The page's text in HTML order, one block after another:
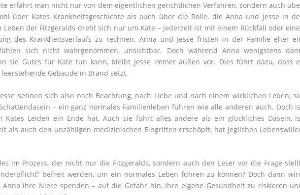
erfährt man nicht nur von dem eigentlichen gerichtlichen Verfahren, sondern auch
über Kates Krankheitsgeschichte als auch über die Rolle, die Anna und Jesse in
Leben der Fitzgeralds dreht sich nur um Kate – jederzeit ist mit einem Rückfall oder
des Krankheitsverlaufs zu rechnen. Anna und Jesse fristen in der Familie eher
sich nicht wahrgenommen, unsichtbar. Doch während Anna wenigstens
sie Gutes für Kate tun kann, bleibt Jesse immer außen vor. Dies führt dazu, dass
Gebäude in Brand setzt.
sehnen sich also nach Beachtung, nach Liebe und nach einem wirklichen Leben;
– ein ganz normales Familienleben führen wie alle anderen auch. Doch
Kates Leiden ein Ende hat. Auch sie führt alles andere als ein glückliches Dasein,
als auch den unzähligen medizinischen Eingriffen erschöpft, hat jeglichen
im Prozess, der nicht nur die Fitzgeralds, sondern auch den Leser vor die Frage
befreit werden, um ein normales Leben führen zu können? Doch dann
Anna ihre Niere spenden – auf die Gefahr hin, ihre eigene Gesundheit zu riskieren